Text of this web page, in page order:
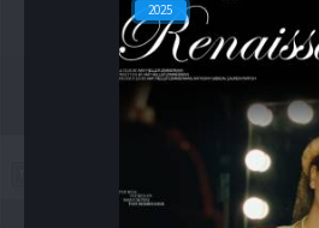
2025